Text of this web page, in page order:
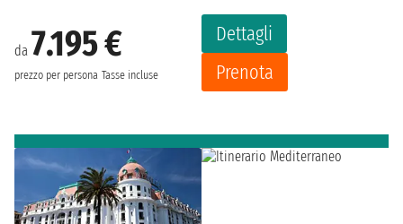
da 7.195 €
prezzo per persona Tasse incluse
Dettagli
Prenota